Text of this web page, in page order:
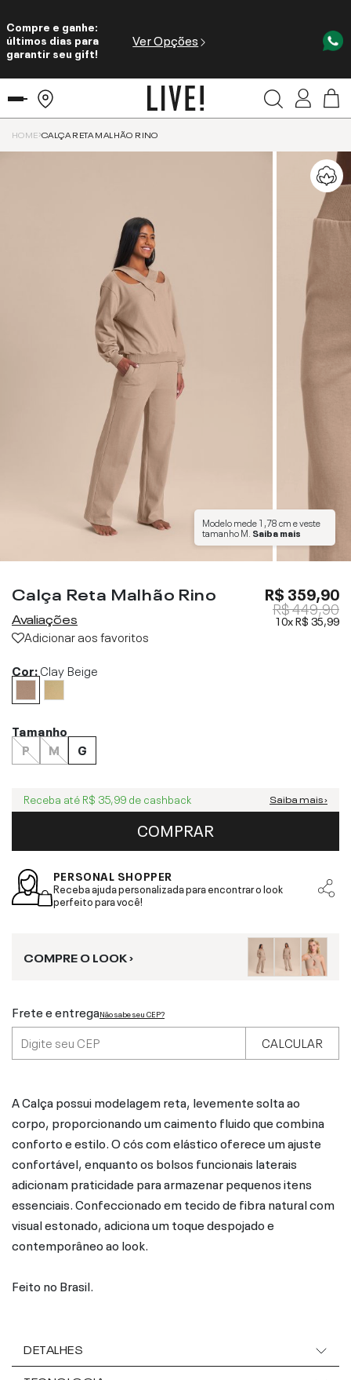
Compre e ganhe:
últimos dias para
garantir seu gift!
Ver Opções
HOME CALÇA RETA MALHÃO RINO
Modelo mede1,78 cme veste
tamanhoM Saiba mais
Calça Reta Malhão Rino
Avaliações
Adicionar aos favoritos
R$ 359,90
R$ 449,90
10xR$ 35,99
Cor:Clay Beige
Tamanho
P
M G
Receba até R$ 35,99 de cashback Saiba mais ›
COMPRAR
PERSONAL SHOPPER
Receba ajuda personalizada para encontrar o look
perfeito para você!
COMPRE O LOOK ›
Frete e entregaNão sabe seu CEP?
CALCULAR
A Calça possui modelagem reta, levemente solta ao
corpo, proporcionando um caimento fluido que combina
conforto e estilo. O cós com elástico oferece um ajuste
confortável, enquanto os bolsos funcionais laterais
adicionam praticidade para armazenar pequenos itens
essenciais. Confeccionado em tecido de fibra natural com
visual estonado, adiciona um toque despojado e
contemporâneo ao look.
Feito no Brasil.
DETALHES